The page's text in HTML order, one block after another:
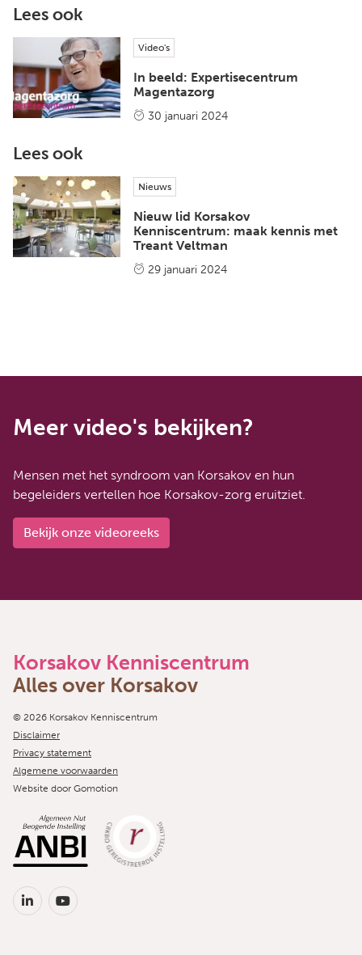
Lees ook
Video's
In beeld: Expertisecentrum
Magentazorg
30 januari 2024
Lees ook
Nieuws
Nieuw lid Korsakov
Kenniscentrum: maak kennis met
Treant Veltman
29 januari 2024
Meer video's bekijken?
Mensen met het syndroom van Korsakov en hun
begeleiders vertellen hoe Korsakov-zorg eruitziet.
Bekijk onze videoreeks
Korsakov Kenniscentrum
Alles over Korsakov
Copyright navigation
© 2026 Korsakov Kenniscentrum
Disclaimer
Privacy statement
Algemene voorwaarden
Website door Gomotion